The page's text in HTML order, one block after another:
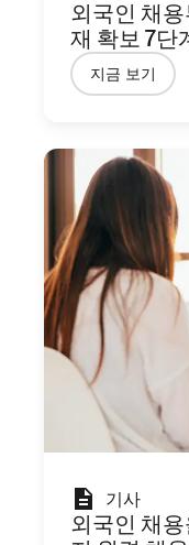
외국인 채
재 확보 7단
지금 보기
기사
외국인 채